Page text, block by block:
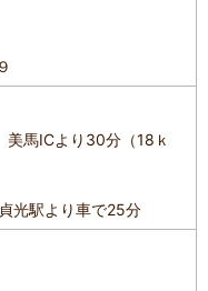
馬ICより30分（18ｋ
光駅より車で25分